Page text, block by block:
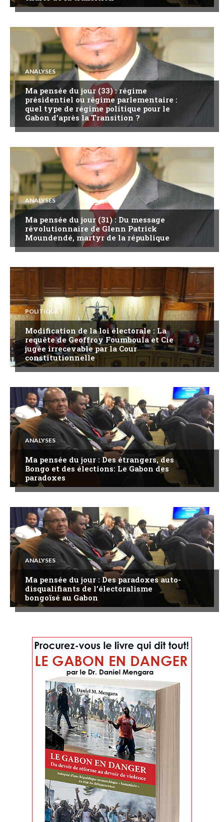
ANALYSES
Ma pensée du jour (33) : régime
présidentiel ou régime parlementaire :
quel type de régime politique pour le
Gabon d’après la Transition ?
ANALYSES
Ma pensée du jour (31) : Du message
révolutionnaire de Glenn Patrick
Moundendé, martyr de la république
POLITIQUE
Modification de la loi électorale : La
requête de Geoffroy Foumboula et Cie
jugée irrecevable par la Cour
constitutionnelle
ANALYSES
Ma pensée du jour : Des étrangers, des
Bongo et des élections: Le Gabon des
paradoxes
ANALYSES
Ma pensée du jour : Des paradoxes auto-
disqualifiants de l’électoralisme
bongoïsé au Gabon